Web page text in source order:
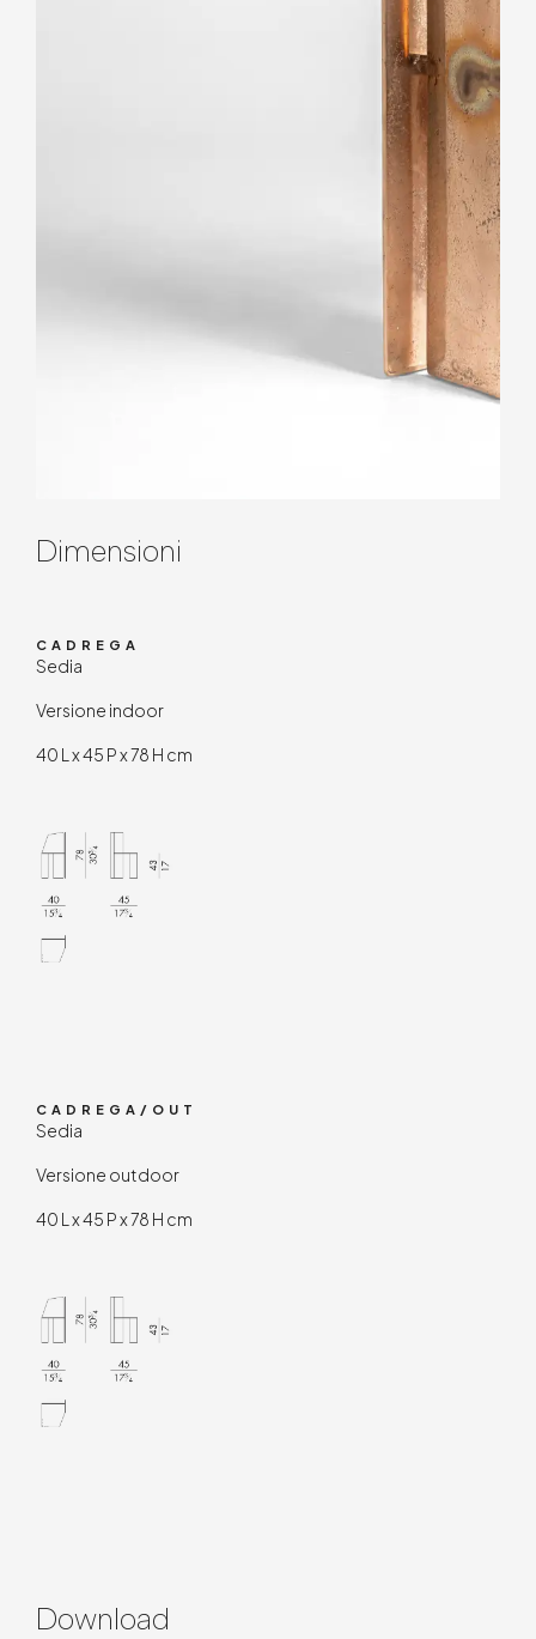
Dimensioni
CADREGA
Sedia
Versione indoor
40 L x 45 P x 78 H cm
CADREGA/OUT
Sedia
Versione outdoor
40 L x 45 P x 78 H cm
Download